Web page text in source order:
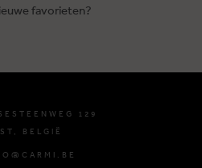
favorieten?
129
BELGIË